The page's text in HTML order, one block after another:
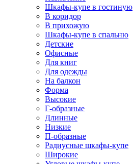
Шкафы-купе в гостиную
В коридор
В прихожую
Шкафы-купе в спальню
Детские
Офисные
Для книг
Для одежды
На балкон
Форма
Высокие
Г-образные
Длинные
Низкие
П-образные
Радиусные шкафы-купе
Широкие